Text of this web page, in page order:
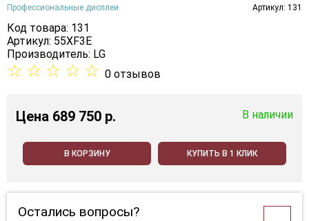
Профессиональные дисплеи Артикул: 131
Код товара: 131
Артикул: 55XF3E
Производитель: LG
☆ ☆ ☆ ☆ ☆ 0 отзывов
Цена 689 750 p. В наличии
В КОРЗИНУ КУПИТЬ В 1 КЛИК
Остались вопросы?